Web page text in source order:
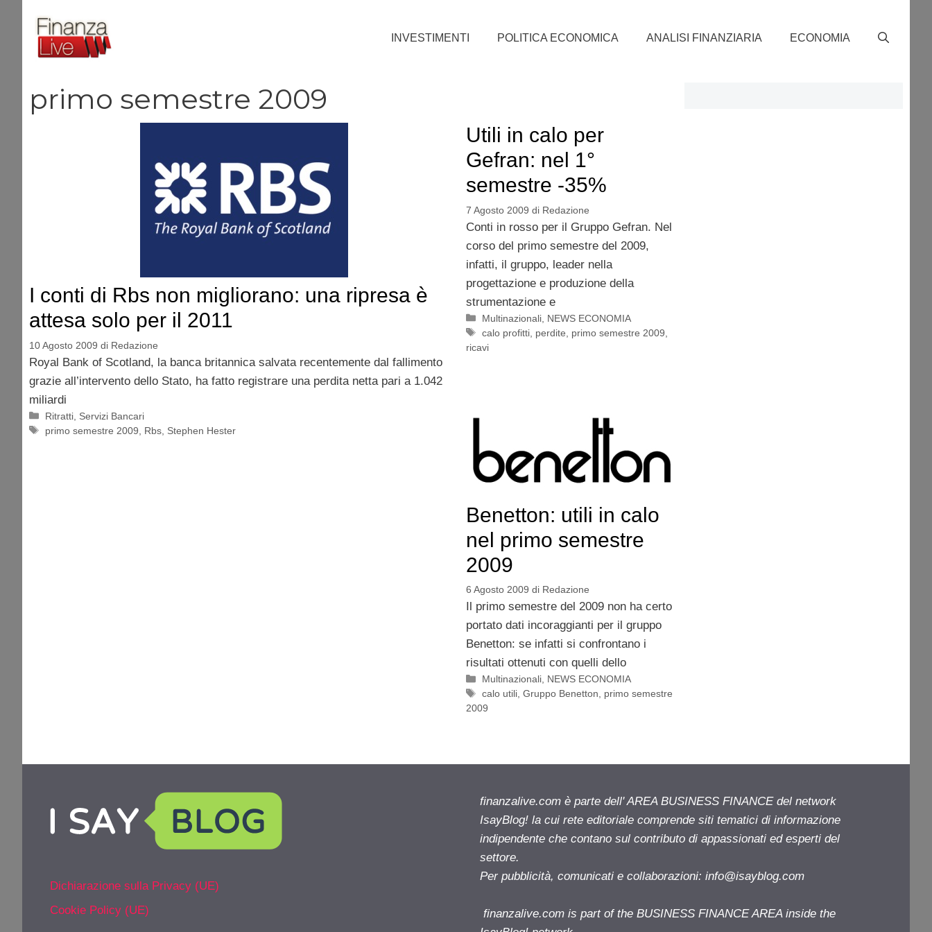
contenuto
INVESTIMENTI POLITICA ECONOMICA ANALISI FINANZIARIA ECONOMIA
primo semestre 2009
I conti di Rbs non migliorano: una ripresa è
attesa solo per il 2011
10 Agosto 2009 di Redazione
Royal Bank of Scotland, la banca britannica salvata recentemente dal fallimento
grazie all’intervento dello Stato, ha fatto registrare una perdita netta pari a 1.042
miliardi
Categorie
Ritratti Servizi Bancari
Tag
primo semestre 2009 Rbs Stephen Hester
Utili in calo per
Gefran: nel 1°
semestre -35%
7 Agosto 2009 di Redazione
Conti in rosso per il Gruppo Gefran. Nel
corso del primo semestre del 2009,
infatti, il gruppo, leader nella
progettazione e produzione della
strumentazione e
Categorie
Multinazionali NEWS ECONOMIA
Tag
calo profitti perdite primo semestre 2009
ricavi
Benetton: utili in calo
nel primo semestre
2009
6 Agosto 2009 di Redazione
Il primo semestre del 2009 non ha certo
portato dati incoraggianti per il gruppo
Benetton: se infatti si confrontano i
risultati ottenuti con quelli dello
Categorie
Multinazionali NEWS ECONOMIA
Tag
calo utili ,Gruppo Benetton
primo semestre
2009
Dichiarazione sulla Privacy (UE)
Cookie Policy (UE)
finanzalive.com è parte dell' AREA BUSINESS FINANCE del network
IsayBlog! la cui rete editoriale comprende siti tematici di informazione
indipendente che contano sul contributo di appassionati ed esperti del
settore.
Per pubblicità, comunicati e collaborazioni: info@isayblog.com
finanzalive.com is part of the BUSINESS FINANCE AREA inside the